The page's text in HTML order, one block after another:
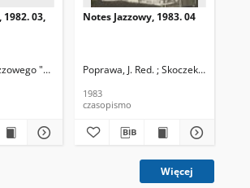
1982. 03,
"Rotunda" Skoczek, T. Red.
Notes Jazzowy, 1983. 04
Poprawa, J. Red. ; Skoczek T. Red.
1983
czasopismo
Więcej